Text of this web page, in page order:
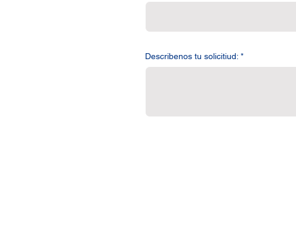
Describenos tu solicitiud: